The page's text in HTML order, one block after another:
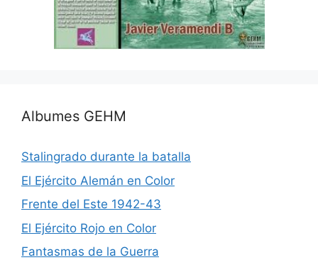
Albumes GEHM
Stalingrado durante la batalla
El Ejército Alemán en Color
Frente del Este 1942-43
El Ejército Rojo en Color
Fantasmas de la Guerra